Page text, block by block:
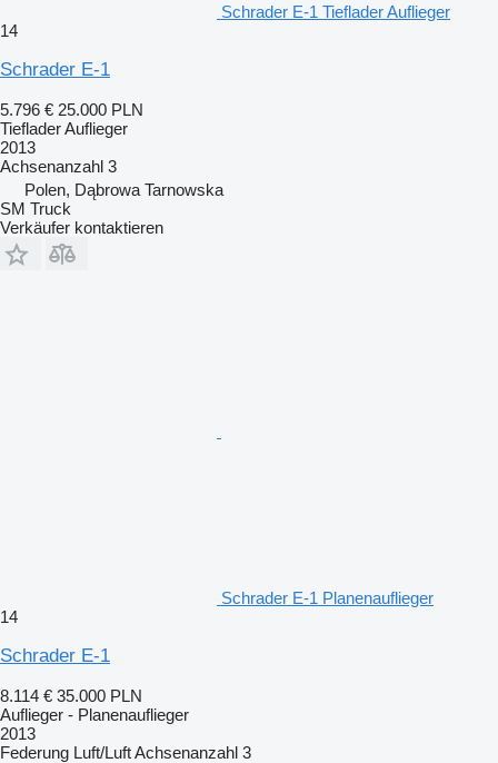
Schrader E-1 Tieflader Auflieger
14
Schrader E-1
5.796 € 25.000 PLN
Tieflader Auflieger
2013
Achsenanzahl 3
Polen, Dąbrowa Tarnowska
SM Truck
Verkäufer kontaktieren
Schrader E-1 Planenauflieger
14
Schrader E-1
8.114 € 35.000 PLN
Auflieger - Planenauflieger
2013
Federung Luft/LuftAchsenanzahl 3